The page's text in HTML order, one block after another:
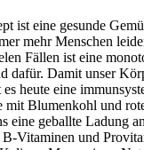
ist eine gesunde
mehr Menschen
Fällen ist eine
dafür. Damit unser
heute eine
mit Blumenkohl und
eine geballte Ladung
Vitaminen und